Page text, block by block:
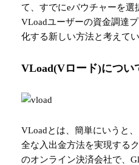
て、すでにeバウチャーを選
VLoadユーザーの資金調達
化する新しい方法と考えてい
VLoad(Vロード)につい
VLoadとは、簡単にいうと
全な入出金方法を実現する
のオンライン決済会社で、